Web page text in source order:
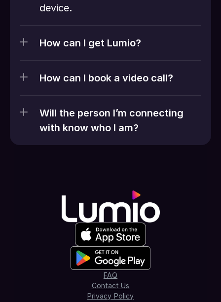
device.
How can I get Lumio?
How can I book a video call?
Will the person I’m connecting
with know who I am?
Privacy Policy
FAQ
Contact Us